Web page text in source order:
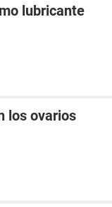
lubricante
los ovarios